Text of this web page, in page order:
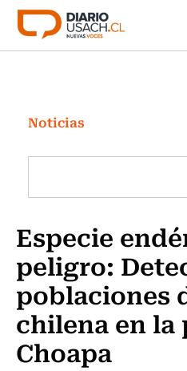
Click acá para ir
Investigación
Cultura
Programas Radio y TV
Noticias
Especie
peligro:
poblaciones
chilena en
Choapa